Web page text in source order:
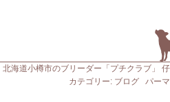
北海道小樽市のブリーダー「プチクラブ」
カテゴリー: ブログ パー